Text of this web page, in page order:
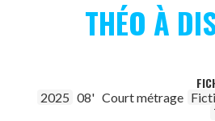
THÉO À
2025 08' Court métrage